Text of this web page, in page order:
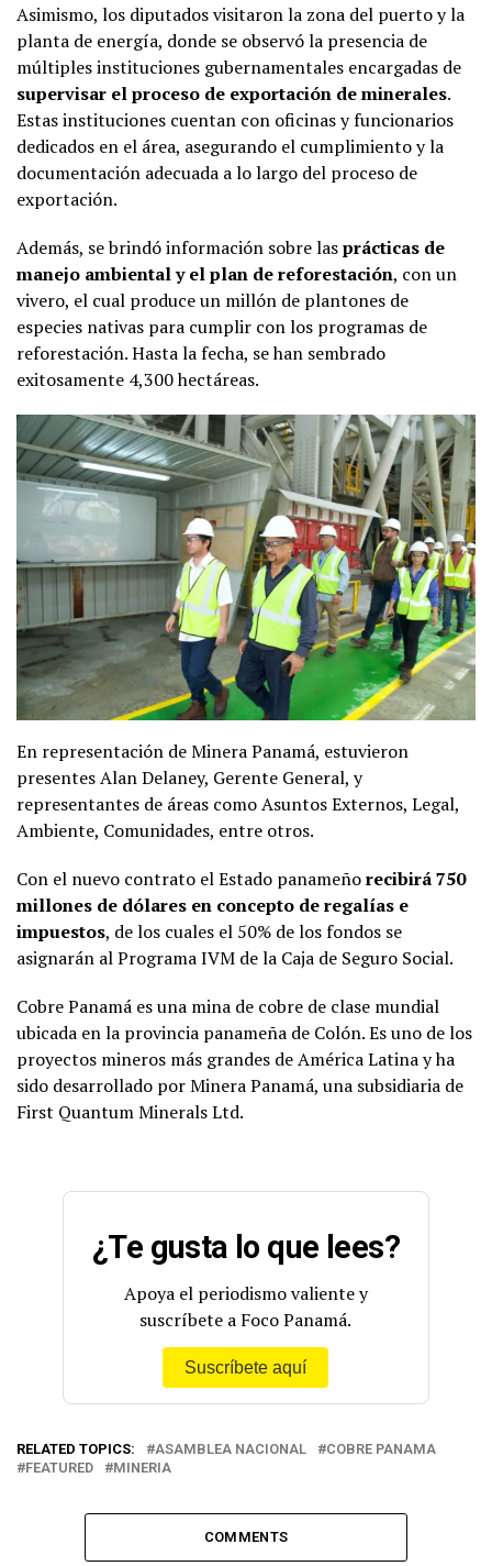
Asimismo, los diputados visitaron la zona del puerto y la
planta de energía, donde se observó la presencia de
múltiples instituciones gubernamentales encargadas de
supervisar el proceso de exportación de minerales.
Estas instituciones cuentan con oficinas y funcionarios
dedicados en el área, asegurando el cumplimiento y la
documentación adecuada a lo largo del proceso de
exportación.
Además, se brindó información sobre lasprácticas de
manejo ambiental y el plan de reforestación, con un
vivero, el cual produce un millón de plantones de
especies nativas para cumplir con los programas de
reforestación. Hasta la fecha, se han sembrado
exitosamente 4,300 hectáreas.
En representación de Minera Panamá, estuvieron
presentes Alan Delaney, Gerente General, y
representantes de áreas como Asuntos Externos, Legal,
Ambiente, Comunidades, entre otros.
Con el nuevo contrato el Estado panameñorecibirá 750
millones de dólares en concepto de regalías e
impuestos, de los cuales el 50% de los fondos se
asignarán al Programa IVM de la Caja de Seguro Social.
Cobre Panamá es una mina de cobre de clase mundial
ubicada en la provincia panameña de Colón. Es uno de los
proyectos mineros más grandes de América Latina y ha
sido desarrollado por Minera Panamá, una subsidiaria de
First Quantum Minerals Ltd.
¿Te gusta lo que lees?
Apoya el periodismo valiente y
suscríbete a Foco Panamá.
Suscríbete aquí
RELATED TOPICS: ASAMBLEA NACIONAL
COBRE PANAMA
FEATURED
MINERIA
COMMENTS